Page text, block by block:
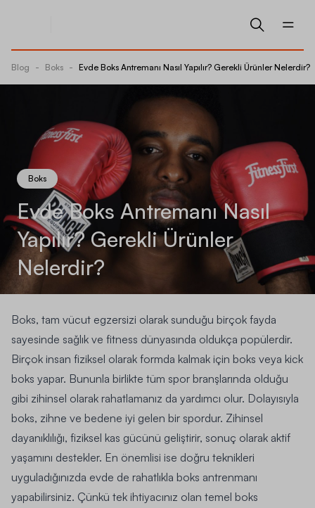
Blog - Boks - Evde Boks Antremanı Nasıl Yapılır? Gerekli Ürünler Nelerdir?
Boks
Evde Boks Antremanı Nasıl
Yapılır? Gerekli Ürünler
Nelerdir?
Boks, tam vücut egzersizi olarak sunduğu birçok fayda
sayesinde sağlık ve fitness dünyasında oldukça popülerdir.
Birçok insan fiziksel olarak formda kalmak için boks veya kick
boks yapar. Bununla birlikte tüm spor branşlarında olduğu
gibi zihinsel olarak rahatlamanız da yardımcı olur. Dolayısıyla
boks, zihne ve bedene iyi gelen bir spordur. Zihinsel
dayanıklılığı, fiziksel kas gücünü geliştirir, sonuç olarak aktif
yaşamını destekler. En önemlisi ise doğru teknikleri
uyguladığınızda evde de rahatlıkla boks antrenmanı
yapabilirsiniz. Çünkü tek ihtiyacınız olan temel boks